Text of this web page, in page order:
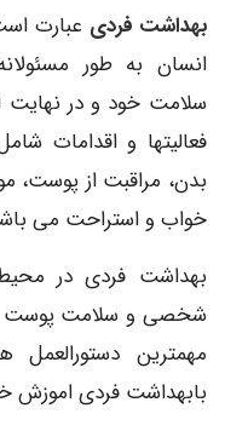
بهداشت فردی عبارت
انسان به طور
سلامت خود و در نهایت
فعالیت­ها و اقدامات
بدن، مراقبت از پوست،
خواب و استراحت می­
بهداشت فردی در
شخصی و سلامت پوست
مهمترین
بابهداشت فردی اموزش